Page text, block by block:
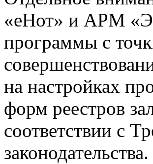
«еНот» и АРМ
программы с
на настройках
форм реестров
соответствии с
законодательства.